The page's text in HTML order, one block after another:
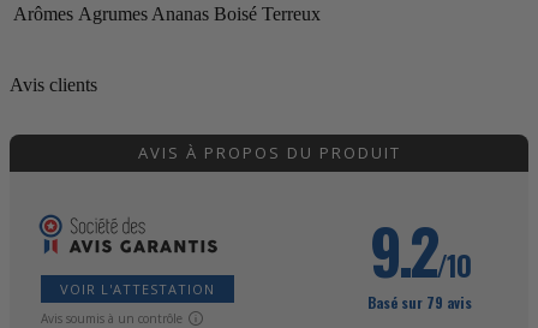
Arômes Agrumes Ananas Boisé Terreux
Avis clients
AVIS À PROPOS DU PRODUIT
VOIR L'ATTESTATION
Avis soumis à un contrôle
9.2/10
Basé sur 79 avis